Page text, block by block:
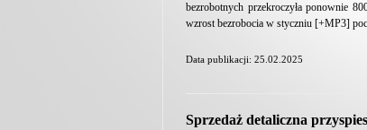
bezrobotnych przekroczyła ponownie
wzrost bezrobocia w styczniu [+MP3]
Data publikacji: 25.02.2025
Sprzedaż detaliczna